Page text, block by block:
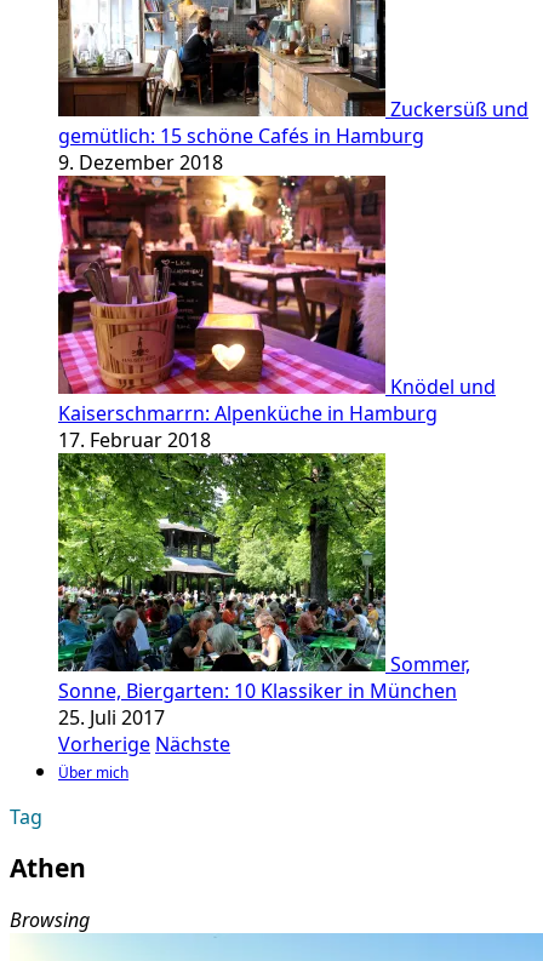
Zuckersüß und
gemütlich: 15 schöne Cafés in Hamburg
9. Dezember 2018
Knödel und
Kaiserschmarrn: Alpenküche in Hamburg
17. Februar 2018
Sommer,
Sonne, Biergarten: 10 Klassiker in München
25. Juli 2017
Vorherige Nächste
Über mich
Tag
Athen
Browsing